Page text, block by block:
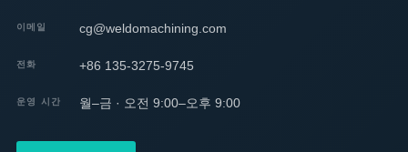
이메일 cg@weldomachining.com
전화 +86 135-3275-9745
운영 시간 월–금 · 오전 9:00–오후 9:00